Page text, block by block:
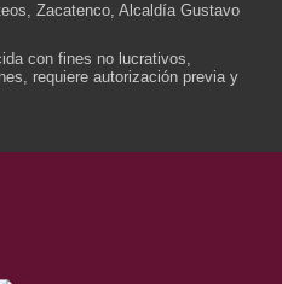
Zacatenco, Alcaldía Gustavo
con fines no lucrativos,
requiere autorización previa y